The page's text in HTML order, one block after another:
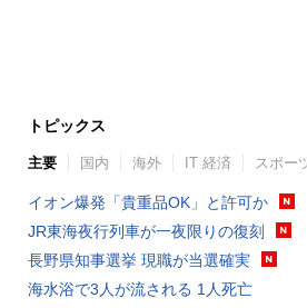
トピックス
主要 国内 海外 IT 経済 スポー
イオン爆発「貴重品OK」と許可か
JR東海夜行列車が一夜限りの復刻
長野県知事選挙 現職が当選確実
海水浴で3人が流される 1人死亡